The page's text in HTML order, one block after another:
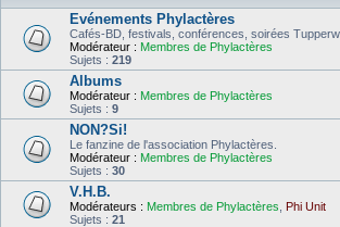
Evénements Phylactères
Cafés-BD, festivals, conférences, soirées
Modérateur : Membres de Phylactères
Sujets : 219
Albums
Modérateur : Membres de Phylactères
Sujets : 9
NON?Si!
Le fanzine de l'association Phylactères.
Modérateur : Membres de Phylactères
Sujets : 30
V.H.B.
Modérateurs : Membres de Phylactères
Phi Unit
Sujets : 21